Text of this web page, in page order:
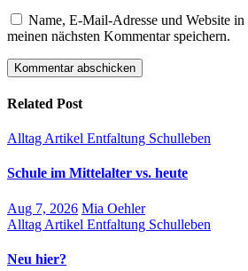
Name, E-Mail-Adresse und Website
meinen nächsten Kommentar speichern.
Related Post
Alltag Artikel Entfaltung Schulleben
Schule im Mittelalter vs. heute
Aug 7, 2026 Mia Oehler
Alltag Artikel Entfaltung Schulleben
Neu hier?